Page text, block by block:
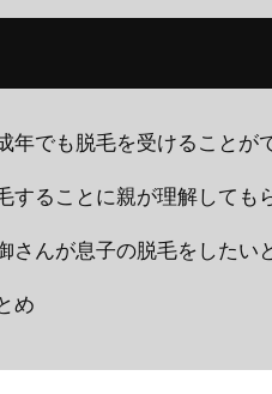
24時間受付中
年でも脱毛を受けることが
することに親が理解しても
さんが息子の脱毛をしたい
め